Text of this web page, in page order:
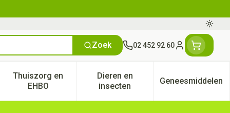
Zoek 02 452 92 60
Klant menu
categorie
voor Natuur geneeskunde categorie
Thuiszorg en
EHBOToon submenu voor Thuiszorg en EHBO categorie
Dieren en
insectenToon submenu voor Dieren
Geneesmiddelen
Toon